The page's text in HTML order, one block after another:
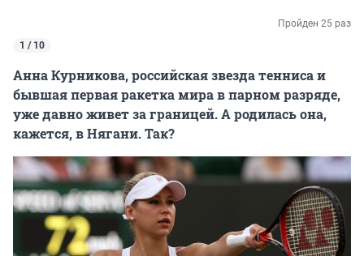
Пройден 25 раз
1 / 10
Анна Курникова, российская звезда тенниса и
бывшая первая ракетка мира в парном разряде,
уже давно живет за границей. А родилась она,
кажется, в Нягани. Так?